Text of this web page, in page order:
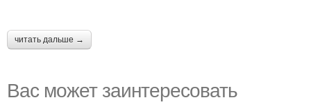
читать дальше →
Вас может заинтересовать